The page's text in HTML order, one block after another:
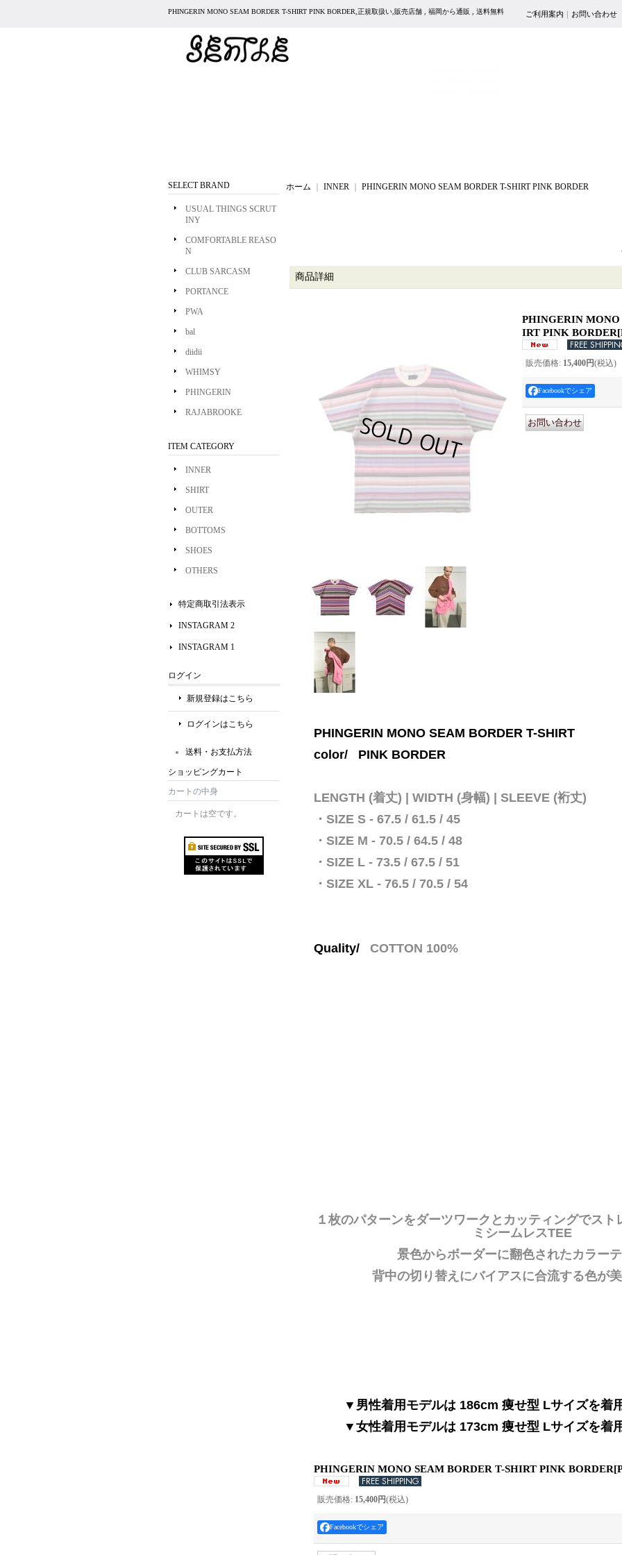
PHINGERIN MONO SEAM BORDER T-SHIRT PINK BORDER,正規取扱い,販売店舗 , 福岡から通販 , 送料無料 ご利用案内 ｜ お問い合わせ
SELECT BRAND
USUAL THINGS SCRUT
INY
COMFORTABLE REASO
N
CLUB SARCASM
PORTANCE
PWA
bal
diidii
WHIMSY
PHINGERIN
RAJABROOKE
ITEM CATEGORY
INNER
SHIRT
OUTER
BOTTOMS
SHOES
OTHERS
特定商取引法表示
INSTAGRAM 2
INSTAGRAM 1
ログイン
新規登録はこちら
ログインはこちら
送料・お支払方法
ショッピングカート
カートの中身
カートは空です。
ホーム INNER PHINGERIN MONO SEAM BORDER T-SHIRT PINK BORDER
商品詳細
PHINGERIN MONO
IRT PINK BORDER[
販売価格: 15,400円(税込)
Facebookでシェア
PHINGERIN MONO SEAM BORDER T-SHIRT
color/ PINK BORDER
LENGTH (着丈) | WIDTH (身幅) | SLEEVE (裄丈)
・SIZE S - 67.5 / 61.5 / 45
・SIZE M - 70.5 / 64.5 / 48
・SIZE L - 73.5 / 67.5 / 51
・SIZE XL - 76.5 / 70.5 / 54
Quality/ COTTON 100%
１枚のパターンをダーツワークとカッティングでスト
ミシームレスTEE
景色からボーダーに翻色されたカラー
背中の切り替えにバイアスに合流する色が
▼男性着用モデルは 186cm 痩せ型 Lサイズを着
▼女性着用モデルは 173cm 痩せ型 Lサイズを着
PHINGERIN MONO SEAM BORDER T-SHIRT PINK BORDER[
販売価格: 15,400円(税込)
Facebookでシェア